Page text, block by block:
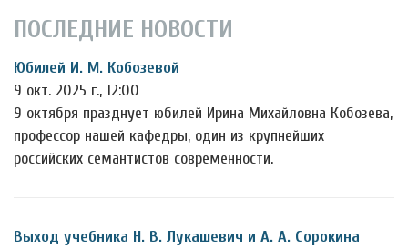
ПОСЛЕДНИЕ НОВОСТИ
Юбилей И. М. Кобозевой
9 окт. 2025 г., 12:00
9 октября празднует юбилей Ирина Михайловна Кобозева,
профессор нашей кафедры, один из крупнейших
российских семантистов современности.
Выход учебника Н. В. Лукашевич и А. А. Сорокина